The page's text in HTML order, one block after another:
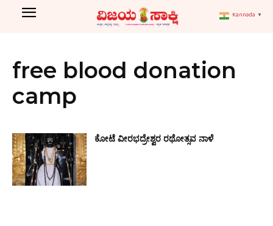
free blood donation
camp
ಕೋಟೆ ವೀರಭದ್ರೇಶ್ವರ ರಥೋತ್ಸವ ನಾಳೆ
Kannada ▼